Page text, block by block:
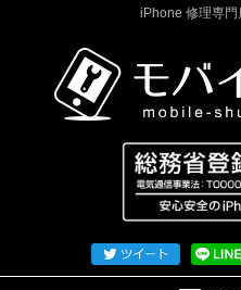
iPhone 修理専